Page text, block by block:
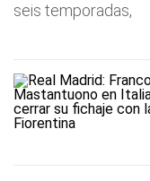
seis temporadas,